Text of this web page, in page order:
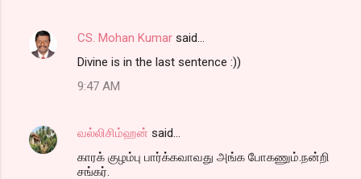
CS. Mohan Kumar said…
Divine is in the last sentence :))
9:47 AM
வல்லிசிம்ஹன் said…
காரக் குழம்பு பார்க்கவாவது அங்க போகணும்.நன்றி
சங்கர்.